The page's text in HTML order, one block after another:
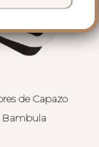
de Capazo
Bambula